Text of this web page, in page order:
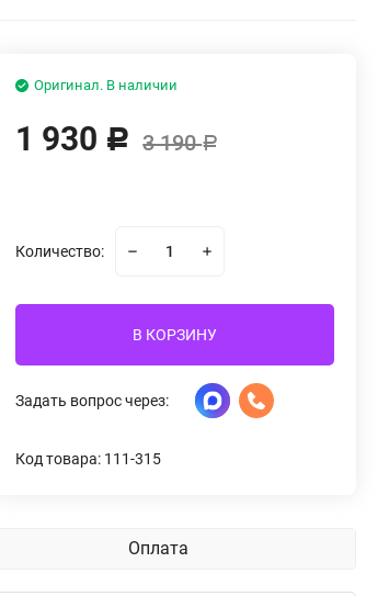
Оригинал. В наличии
1 930 Р 3 190Р
Количество:
В КОРЗИНУ
Задать вопрос через:
Код товара: 111-315
Оплата